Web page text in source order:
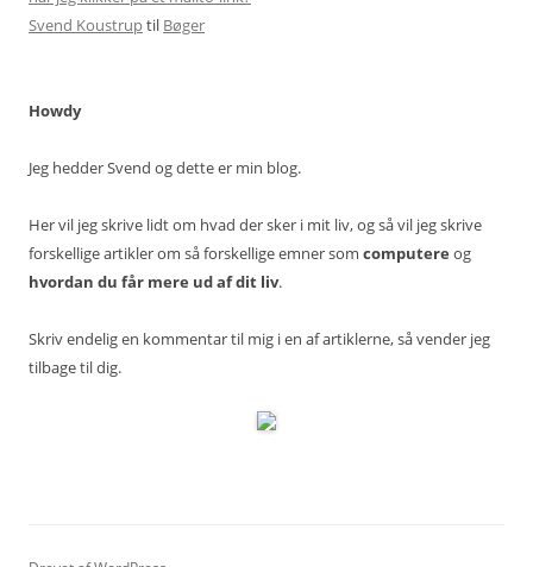
Svend Koustruptil Bøger
Howdy
Jeg hedder Svend og dette er min blog.
Her vil jeg skrive lidt om hvad der sker i mit liv, og så vil jeg skrive
forskellige artikler om så forskellige emner som computere og
hvordan du får mere ud af dit liv.
Skriv endelig en kommentar til mig i en af artiklerne, så vender jeg
tilbage til dig.